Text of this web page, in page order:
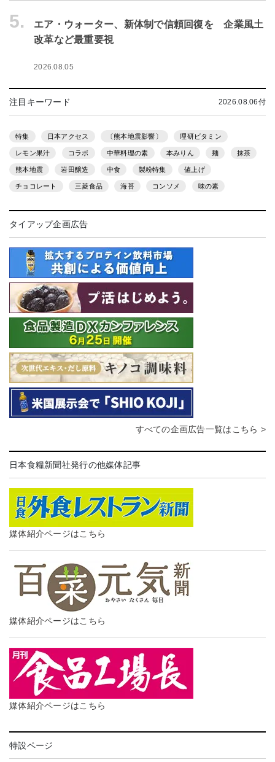
5.
エア・ウォーター、新体制で信頼回復を 企業風土
改革など最重要視
2026.08.05
注目キーワード 2026.08.06付
特集 日本アクセス 〔熊本地震影響〕 理研ビタミン
レモン果汁 コラボ 中華料理の素 本みりん 麺 抹茶
熊本地震 岩田醸造 中食 製粉特集 値上げ
チョコレート 三菱食品 海苔 コンソメ 味の素
タイアップ企画広告
すべての企画広告一覧はこちら >
日本食糧新聞社発行の他媒体記事
媒体紹介ページはこちら
媒体紹介ページはこちら
媒体紹介ページはこちら
特設ページ